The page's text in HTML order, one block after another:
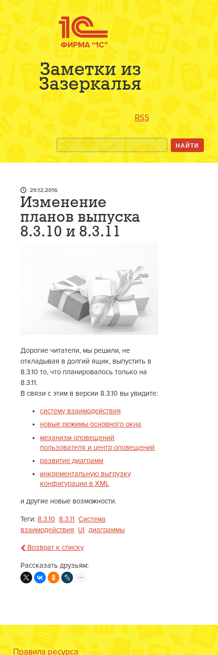
Заметки из
Зазеркалья
RSS
29.12.2016
Изменение
планов выпуска
8.3.10 и 8.3.11
Дорогие читатели, мы решили, не
откладывая в долгий ящик, выпустить в
8.3.10 то, что планировалось только на
8.3.11.
В связи с этим в версии 8.3.10 вы увидите:
систему взаимодействия
новые режимы основного окна
механизм оповещений
пользователя и центр оповещений
развитие диаграмм
инкрементальную выгрузку
конфигурации в XML
и другие новые возможности.
Теги:8.3.10 8.3.11 Система
взаимодействия UI диаграммы
Возврат к списку
Рассказать друзьям:
Правила ресурса